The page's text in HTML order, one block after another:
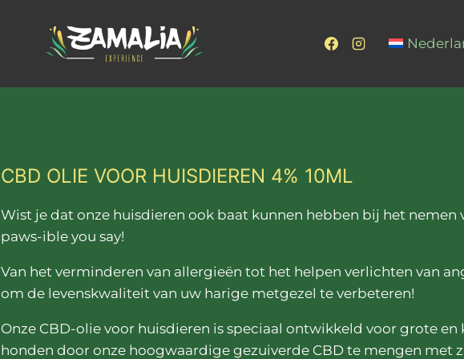
CBD OLIE VOOR HUISDIEREN 4% 10ML
Wist je dat onze huisdieren ook baat kunnen hebben bij het nemen
paws-ible you say!
Van het verminderen van allergieën tot het helpen verlichten van
om de levenskwaliteit van uw harige metgezel te verbeteren!
Onze CBD-olie voor huisdieren is speciaal ontwikkeld voor grote en
honden door onze hoogwaardige gezuiverde CBD te mengen met
huisdieren